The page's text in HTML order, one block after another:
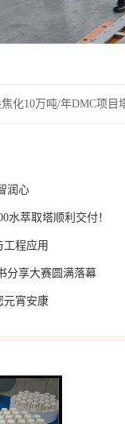
化10万吨/年DMC项目
润心
水萃取塔顺利交付！
工程应用
分享大赛圆满落幕
元宵安康